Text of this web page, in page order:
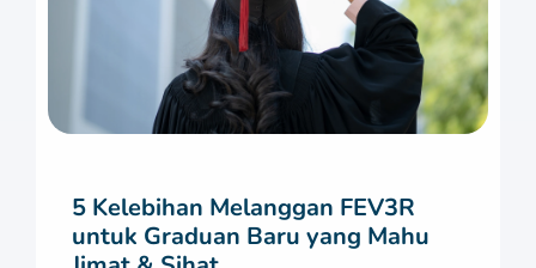
5 Kelebihan Melanggan FEV3R
untuk Graduan Baru yang Mahu